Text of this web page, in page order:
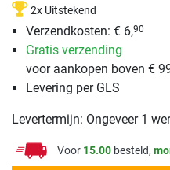
2x Uitstekend
Verzendkosten: € 6,90
Gratis verzending
voor aankopen boven €
Levering per GLS
Levertermijn: Ongeveer 1
Voor 15.00 besteld,